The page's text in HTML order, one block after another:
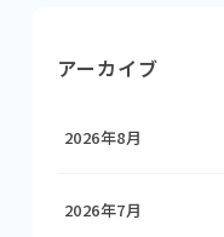
アーカイブ
2026年8月
2026年7月